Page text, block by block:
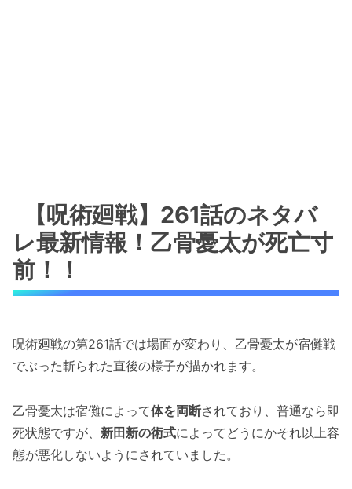
【呪術廻戦】261話のネタバ
レ最新情報！乙骨憂太が死亡寸
前！！
呪術廻戦の第261話では場面が変わり、乙骨憂太が宿儺戦
でぶった斬られた直後の様子が描かれます。
乙骨憂太は宿儺によって体を両断されており、普通なら即
死状態ですが、 新田新の術式によってどうにかそれ以上容
態が悪化しないようにされていました。